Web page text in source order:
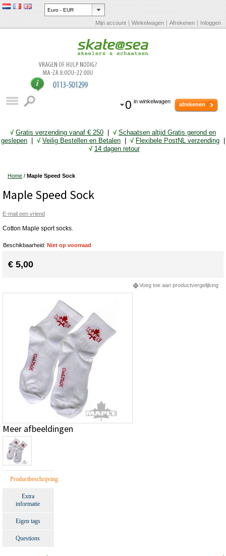
Mijn account Winkelwagen Afrekenen Inloggen
0 in winkelwagen afrekenen
√ Gratis verzending vanaf € 250 √ Schaatsen altijd Gratis gerond en
geslepen
√ Veilig Bestellen en Betalen √ Flexibele PostNL verzending
√ 14 dagen retour
Home / Maple Speed Sock
Maple Speed Sock
E-mail een vriend
Cotton Maple sport socks.
Beschikbaarheid: Niet op voorraad
€ 5,00
Voeg toe aan productvergelijking
Meer afbeeldingen
Productbeschrijving
Extra
informatie
Eigen tags
Questions